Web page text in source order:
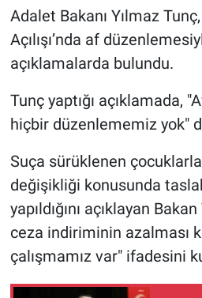
Adalet Bakanı Yılmaz Tunç,
Açılışı’nda af
açıklamalarda bulundu.
Tunç yaptığı açıklamada,
hiçbir düzenlememiz yok"
Suça sürüklenen
değişikliği konusunda
yapıldığını açıklayan
ceza indiriminin azalması
çalışmamız var" ifadesini